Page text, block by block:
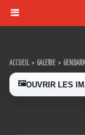
ACCUEIL > GALERIE >
🖼️OUVRIR LES